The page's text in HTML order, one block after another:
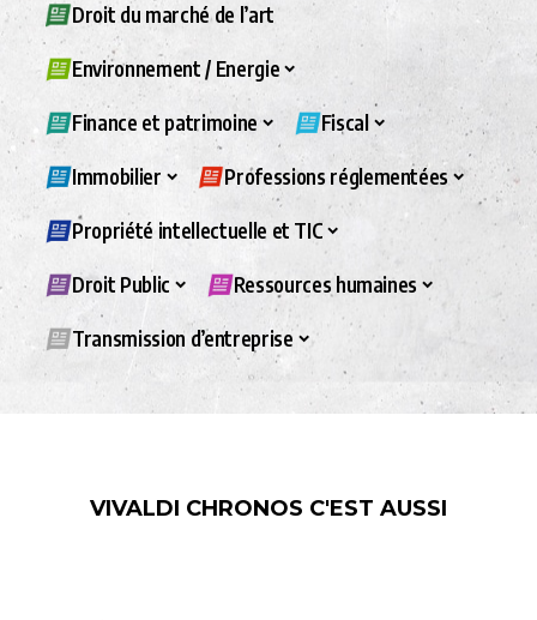
Droit du marché de l’art
Environnement / Energie
Finance et patrimoine Fiscal
Immobilier Professions réglementées
Propriété intellectuelle et TIC
Droit Public Ressources humaines
Transmission d’entreprise
VIVALDI CHRONOS C'EST AUSSI